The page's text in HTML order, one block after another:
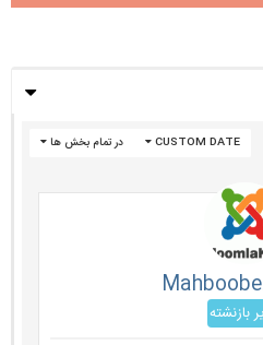
در تمام بخش ها CUSTOM DATE
بازنشته